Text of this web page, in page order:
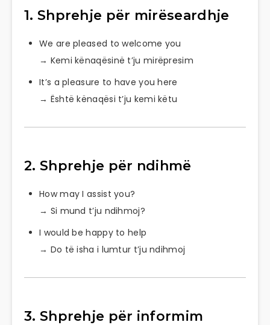
1. Shprehje për mirëseardhje
We are pleased to welcome you
→ Kemi kënaqësinë t’ju mirëpresim
It’s a pleasure to have you here
→ Është kënaqësi t’ju kemi këtu
2. Shprehje për ndihmë
How may I assist you?
→ Si mund t’ju ndihmoj?
I would be happy to help
→ Do të isha i lumtur t’ju ndihmoj
3. Shprehje për informim